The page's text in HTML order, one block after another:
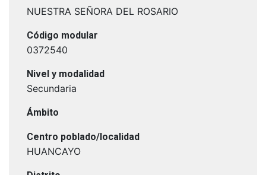
NUESTRA SEÑORA DEL ROSARIO
Código modular
0372540
Nivel y modalidad
Secundaria
Ámbito
Centro poblado/localidad
HUANCAYO